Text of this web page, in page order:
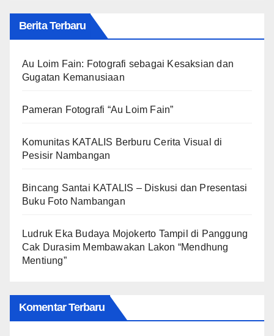
Berita Terbaru
Au Loim Fain: Fotografi sebagai Kesaksian dan
Gugatan Kemanusiaan
Pameran Fotografi “Au Loim Fain”
Komunitas KATALIS Berburu Cerita Visual di
Pesisir Nambangan
Bincang Santai KATALIS – Diskusi dan Presentasi
Buku Foto Nambangan
Ludruk Eka Budaya Mojokerto Tampil di Panggung
Cak Durasim Membawakan Lakon “Mendhung
Mentiung”
Komentar Terbaru